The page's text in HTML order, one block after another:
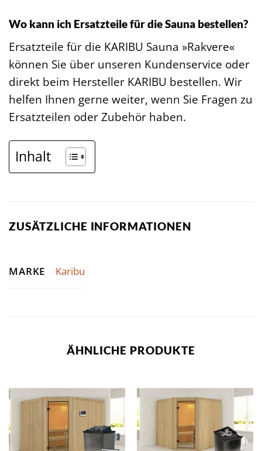
Wo kann ich Ersatzteile für die Sauna bestellen?
Ersatzteile für die KARIBU Sauna »Rakvere«
können Sie über unseren Kundenservice oder
direkt beim Hersteller KARIBU bestellen. Wir
helfen Ihnen gerne weiter, wenn Sie Fragen zu
Ersatzteilen oder Zubehör haben.
Inhalt
ZUSÄTZLICHE INFORMATIONEN
MARKE Karibu
ÄHNLICHE PRODUKTE